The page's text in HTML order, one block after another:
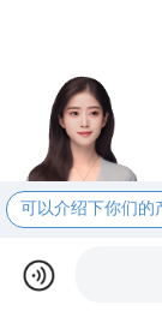
可以介绍下你们的